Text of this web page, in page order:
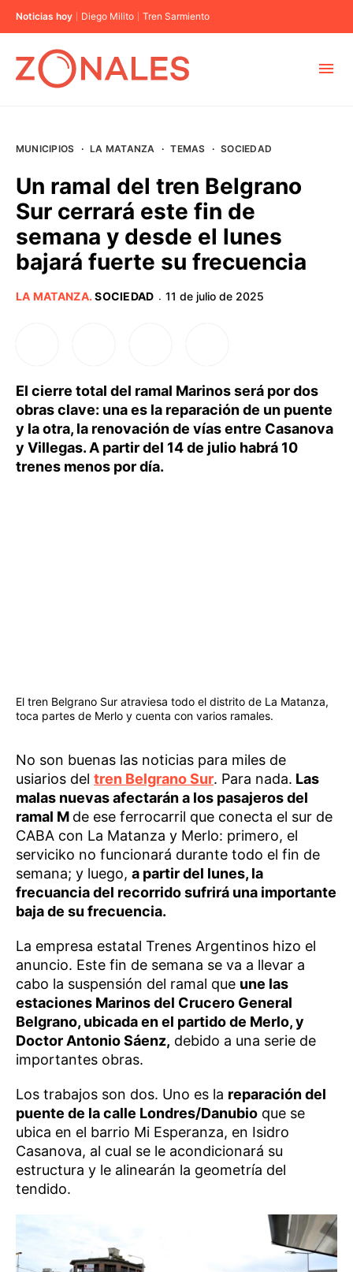
Noticias hoy Diego Milito Tren Sarmiento
BUENOS AIRES
PROVINCIAS
MUNICIPIOS · LA MATANZA · TEMAS · SOCIEDAD
Un ramal del tren Belgrano
Sur cerrará este fin de
semana y desde el lunes
bajará fuerte su frecuencia
LA MATANZA.SOCIEDAD · 11 de julio de 2025
El cierre total del ramal Marinos será por dos
obras clave: una es la reparación de un puente
y la otra, la renovación de vías entre Casanova
y Villegas. A partir del 14 de julio habrá 10
trenes menos por día.
El tren Belgrano Sur atraviesa todo el distrito de La Matanza,
toca partes de Merlo y cuenta con varios ramales.
No son buenas las noticias para miles de
usiarios del tren Belgrano Sur. Para nada. Las
malas nuevas afectarán a los pasajeros del
ramal M de ese ferrocarril que conecta el sur de
CABA con La Matanza y Merlo: primero, el
serviciko no funcionará durante todo el fin de
semana; y luego, a partir del lunes, la
frecuancia del recorrido sufrirá una importante
baja de su frecuencia.
La empresa estatal Trenes Argentinos hizo el
anuncio. Este fin de semana se va a llevar a
cabo la suspensión del ramal que une las
estaciones Marinos del Crucero General
Belgrano, ubicada en el partido de Merlo, y
Doctor Antonio Sáenz, debido a una serie de
importantes obras.
Los trabajos son dos. Uno es la reparación del
puente de la calle Londres/Danubio que se
ubica en el barrio Mi Esperanza, en Isidro
Casanova, al cual se le acondicionará su
estructura y le alinearán la geometría del
tendido.